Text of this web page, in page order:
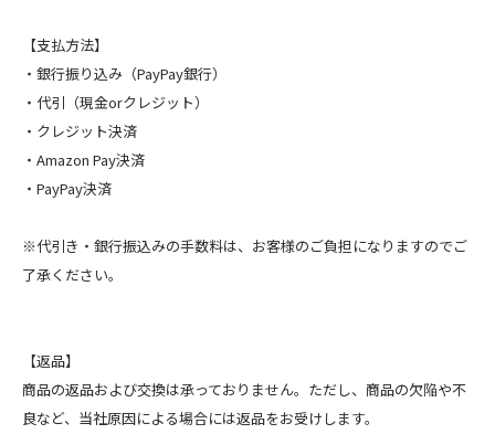
【支払方法】
・銀行振り込み（PayPay銀行）
・代引（現金orクレジット）
・クレジット決済
・Amazon Pay決済
・PayPay決済
※代引き・銀行振込みの手数料は、お客様のご負担になりますのでご
了承ください。
【返品】
商品の返品および交換は承っておりません。ただし、商品の欠陥や不
良など、当社原因による場合には返品をお受けします。